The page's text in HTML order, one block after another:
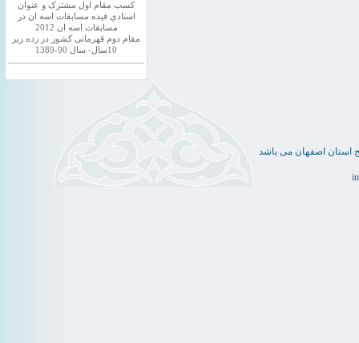
کسب مقام اول مشترک و عنوان
استادي فيده مسابقات اسه ان در
مسابقات اسه ان 2012
مقام دوم قهرمانی کشور در رده زیر
10سال- سال 90-1389
استان اصفهان می باشد